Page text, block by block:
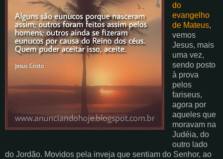
do
evangelho
de Mateus,
vemos
Jesus, mais
uma vez,
sendo posto
à prova
pelos
fariseus,
agora por
aqueles que
moravam na
Judéia, do
outro lado
do Jordão. Movidos pela inveja que sentiam do Senhor, ao